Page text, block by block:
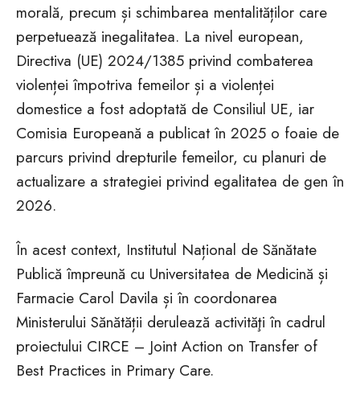
morală, precum și schimbarea mentalităților care
perpetuează inegalitatea. La nivel european,
Directiva (UE) 2024/1385 privind combaterea
violenței împotriva femeilor și a violenței
domestice a fost adoptată de Consiliul UE, iar
Comisia Europeană a publicat în 2025 o foaie de
parcurs privind drepturile femeilor, cu planuri de
actualizare a strategiei privind egalitatea de gen în
2026.
În acest context, Institutul Național de Sănătate
Publică împreună cu Universitatea de Medicină și
Farmacie Carol Davila și în coordonarea
Ministerului Sănătății derulează activităţi în cadrul
proiectului CIRCE – Joint Action on Transfer of
Best Practices in Primary Care.